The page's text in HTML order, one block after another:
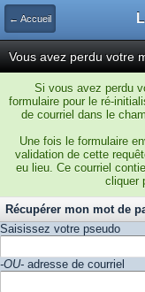
← Accueil
Vous avez perdu votre
Si vous avez perdu
formulaire pour le ré-
de courriel dans le
Une fois le formulaire
validation de cette
eu lieu. Ce courriel
cliquer
Récupérer mon mot de
Saisissez votre pseudo
-OU- adresse de courriel